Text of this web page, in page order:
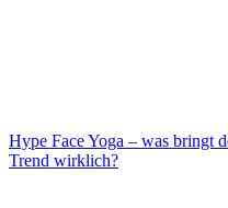
Hype Face Yoga – was bringt
Trend wirklich?